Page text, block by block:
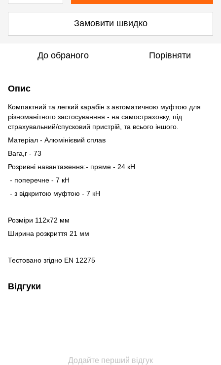
Замовити швидко
До обраного Порівняти
Опис
Компактний та легкий карабін з автоматичною муфтою для
різноманітного застосуванння - на самостраховку, під
страхувальний/спусковий пристрій, та всього іншого.
Матеріал - Алюмінієвий сплав
Вага,г - 73
Розривні навантаження:- пряме - 24 кН
- поперечне - 7 кН
- з відкритою муфтою - 7 кН
Розміри 112х72 мм
Ширина розкриття 21 мм
Тестовано згідно EN 12275
Відгуки
Додайте перший відгук